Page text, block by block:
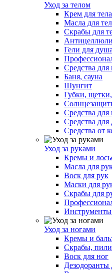
Уход за телом
Крем для тела
Масла для
Скрабы для
Гели для душа
Средства для
Баня, сауна
Шунгит
Губки,
Средства для
Средства
Средства от
Уход за руками
Кремы и
Масла для
Воск для рук
Маски для
Скрабы для
Уход за ногами
Кремы и
Скрабы,
Воск для ног
Дезодоранты